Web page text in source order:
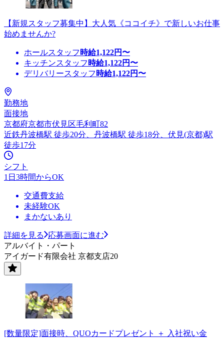
【新規スタッフ募集中】大人気《ココイチ》で新しいお仕事
始めませんか?
ホールスタッフ 時給1,122円〜
キッチンスタッフ 時給1,122円〜
デリバリースタッフ 時給1,122円〜
勤務地
面接地
京都府京都市伏見区毛利町82
近鉄丹波橋駅 徒歩20分、丹波橋駅 徒歩18分、伏見(京都)駅
徒歩17分
シフト
1日3時間からOK
交通費支給
未経験OK
まかないあり
詳細を見る
応募画面に進む
アルバイト・パート
アイガード有限会社 京都支店20
[数量限定]面接時、QUOカードプレゼント ＋ 入社祝い金